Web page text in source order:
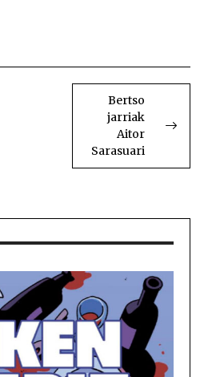
Bertso
jarriak
Aitor
Sarasuari